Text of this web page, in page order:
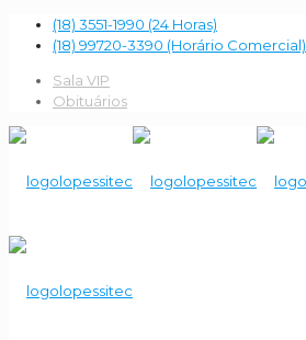
(18) 3551-1990 (24 Horas)
(18) 99720-3390 (Horário Comercial)
Sala VIP
Obituários